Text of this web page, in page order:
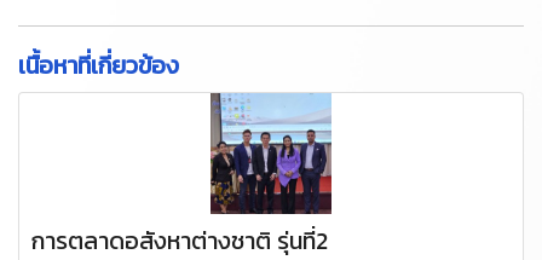
เนื้อหาที่เกี่ยวข้อง
การตลาดอสังหาต่างชาติ รุ่นที่2